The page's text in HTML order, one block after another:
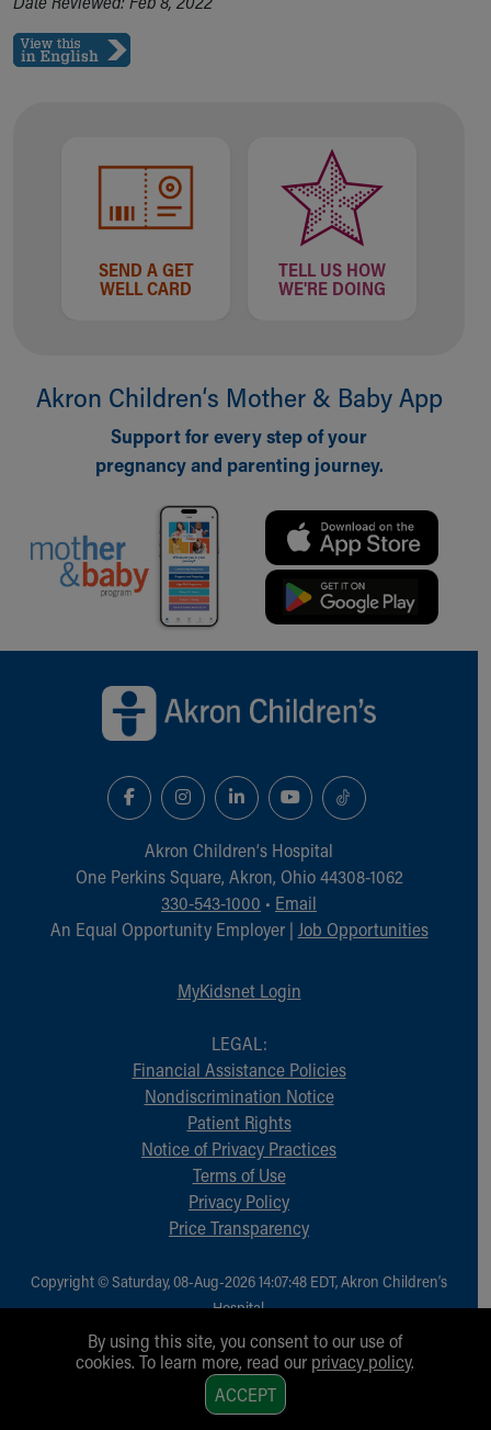
SEND A GET
WELL CARD
TELL US HOW
WE'RE DOING
Akron Children‘s Mother & Baby App
Support for every step of your
pregnancy and parenting journey.
Akron Children‘s Hospital
One Perkins Square, Akron, Ohio 44308-1062
330-543-1000 • Email
An Equal Opportunity Employer | Job Opportunities
MyKidsnet Login
LEGAL:
Financial Assistance Policies
Nondiscrimination Notice
Patient Rights
Notice of Privacy Practices
Terms of Use
Privacy Policy
Price Transparency
Copyright © Saturday, 08-Aug-2026 14:07:48 EDT, Akron Children‘s
Hospital.
All Rights Reserved.
By using this site, you consent to our use of
cookies. To learn more, read our privacy policy.
ACCEPT